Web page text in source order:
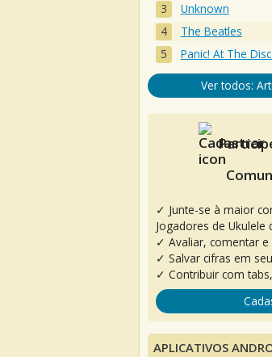
Unknown
The Beatles
Panic! At The
Ver todos:
✓ Junte-se à maior
Jogadores de Ukulele
✓ Avaliar, comentar
✓ Salvar cifras em
✓ Contribuir com
APLICATIVOS